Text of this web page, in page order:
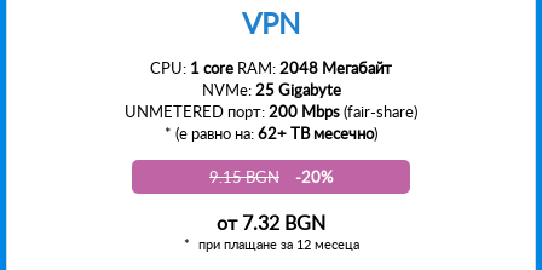
VPN
CPU: 1 core RAM:2048 Мегабайт
NVMe:25 Gigabyte
UNMETERED порт:200 Mbps(fair-share)
* (е равно на:62+ TB месечно)
9.15 BGN
-20%
от7.32 BGN
при плащане за 12 месеца